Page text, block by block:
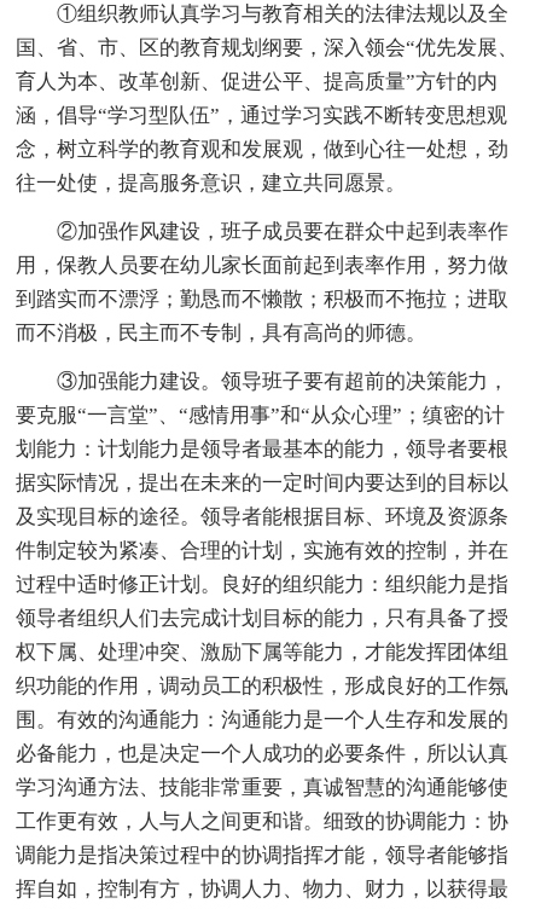
①组织教师认真学习与教育相关的法律法规以及全
国、省、市、区的教育规划纲要，深入领会“优先发展、
育人为本、改革创新、促进公平、提高质量”方针的内
涵，倡导“学习型队伍”，通过学习实践不断转变思想观
念，树立科学的教育观和发展观，做到心往一处想，劲
往一处使，提高服务意识，建立共同愿景。
②加强作风建设，班子成员要在群众中起到表率作
用，保教人员要在幼儿家长面前起到表率作用，努力做
到踏实而不漂浮；勤恳而不懒散；积极而不拖拉；进取
而不消极，民主而不专制，具有高尚的师德。
③加强能力建设。领导班子要有超前的决策能力，
要克服“一言堂”、“感情用事”和“从众心理”；缜密的计
划能力：计划能力是领导者最基本的能力，领导者要根
据实际情况，提出在未来的一定时间内要达到的目标以
及实现目标的途径。领导者能根据目标、环境及资源条
件制定较为紧凑、合理的计划，实施有效的控制，并在
过程中适时修正计划。良好的组织能力：组织能力是指
领导者组织人们去完成计划目标的能力，只有具备了授
权下属、处理冲突、激励下属等能力，才能发挥团体组
织功能的作用，调动员工的积极性，形成良好的工作氛
围。有效的沟通能力：沟通能力是一个人生存和发展的
必备能力，也是决定一个人成功的必要条件，所以认真
学习沟通方法、技能非常重要，真诚智慧的沟通能够使
工作更有效，人与人之间更和谐。细致的协调能力：协
调能力是指决策过程中的协调指挥才能，领导者能够指
挥自如，控制有方，协调人力、物力、财力，以获得最